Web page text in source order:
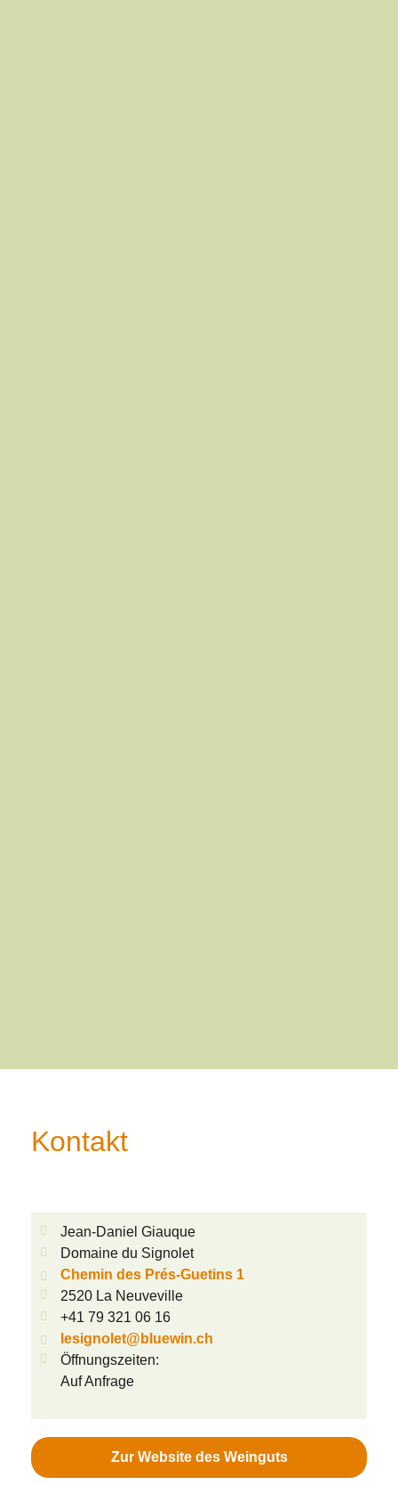
Kontakt
Jean-Daniel Giauque
Domaine du Signolet
Chemin des Prés-Guetins 1
2520 La Neuveville
+41 79 321 06 16
lesignolet@bluewin.ch
Öffnungszeiten:
Auf Anfrage
Zur Website des Weinguts